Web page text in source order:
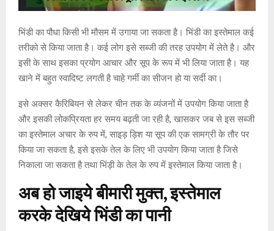
भिंडी का पौधा किसी भी मौसम में उगाया जा सकता है। भिंडी का इस्तेमाल कई
तरीको से किया जाता है। कई लोग इसे सब्जी की तरह उपयोग में लेते है। और
इसी के साथ इसका प्रयोग आचार और सूप के रूप में भी लिया जाता है। यह
खाने में बहुत स्वादिष्ट लगती है चाहे गर्मी का सीजन हो या सर्दी का।
इसे अक्सर कैरिबियन से लेकर चीन तक के व्यंजनों में उपयोग किया जाता है
और इसकी लोकप्रियता हर समय बढ़ती जा रही है, खासकर जब से इस सब्जी
का इस्तेमाल अचार के रुप में, साइड़ ड़िश या सूप की एक सामग्री के तौर पर
किया जा सकता है, इसे इसके तेल के लिए भी उपयोग किया जाता है जिसे
निकाला जा सकता है तथा भिंड़ी के तेल के रुप में इस्तेमाल किया जाता है।
अब हो जाइये बीमारी मुक्त, इस्तेमाल
करके देखिये भिंडी का पानी